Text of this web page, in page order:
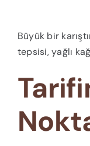
Büyük bir
tepsisi, yağlı